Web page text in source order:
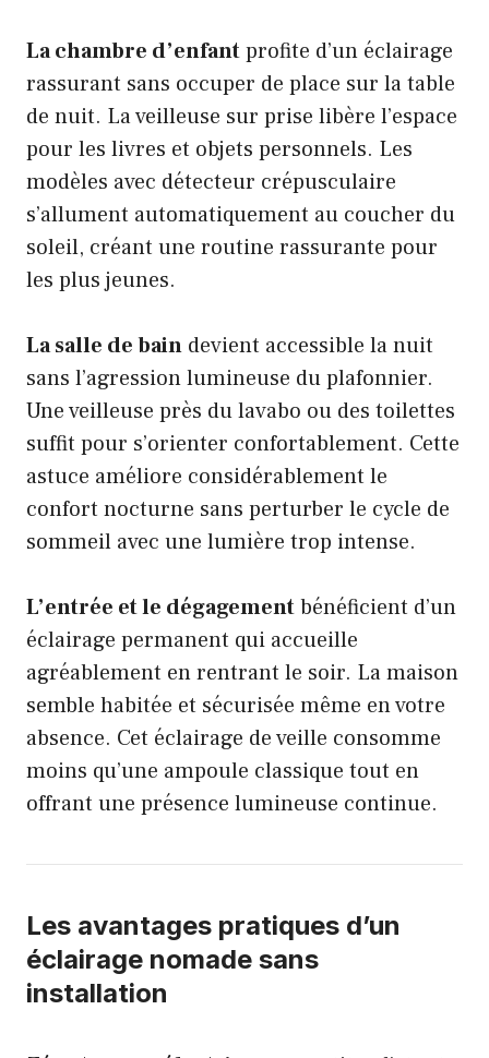
La chambre d’enfantprofite d’un éclairage
rassurant sans occuper de place sur la table
de nuit. La veilleuse sur prise libère l’espace
pour les livres et objets personnels. Les
modèles avec détecteur crépusculaire
s’allument automatiquement au coucher du
soleil, créant une routine rassurante pour
les plus jeunes.
La salle de bain devient accessible la nuit
sans l’agression lumineuse du plafonnier.
Une veilleuse près du lavabo ou des toilettes
suffit pour s’orienter confortablement. Cette
astuce améliore considérablement le
confort nocturne sans perturber le cycle de
sommeil avec une lumière trop intense.
L’entrée et le dégagementbénéficient d’un
éclairage permanent qui accueille
agréablement en rentrant le soir. La maison
semble habitée et sécurisée même en votre
absence. Cet éclairage de veille consomme
moins qu’une ampoule classique tout en
offrant une présence lumineuse continue.
Les avantages pratiques d’un
éclairage nomade sans
installation